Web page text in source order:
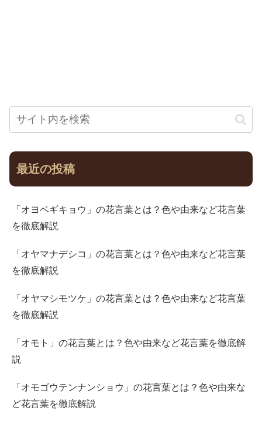
最近の投稿
「オヨベギキョウ」の花言葉とは？色や由来など花言葉
を徹底解説
「オヤマナデシコ」の花言葉とは？色や由来など花言葉
を徹底解説
「オヤマシモツケ」の花言葉とは？色や由来など花言葉
を徹底解説
「オモト」の花言葉とは？色や由来など花言葉を徹底解
説
「オモゴウテンナンショウ」の花言葉とは？色や由来な
ど花言葉を徹底解説